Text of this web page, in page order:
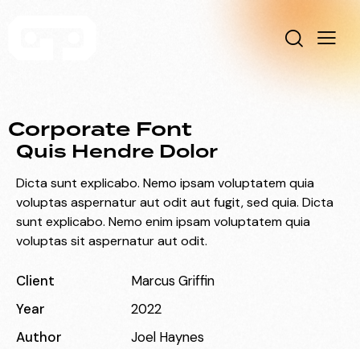
Corporate Font
Quis Hendre Dolor
Dicta sunt explicabo. Nemo ipsam voluptatem quia
voluptas aspernatur aut odit aut fugit, sed quia. Dicta
sunt explicabo. Nemo enim ipsam voluptatem quia
voluptas sit aspernatur aut odit.
Client
Marcus Griffin
Year
2022
Author
Joel Haynes